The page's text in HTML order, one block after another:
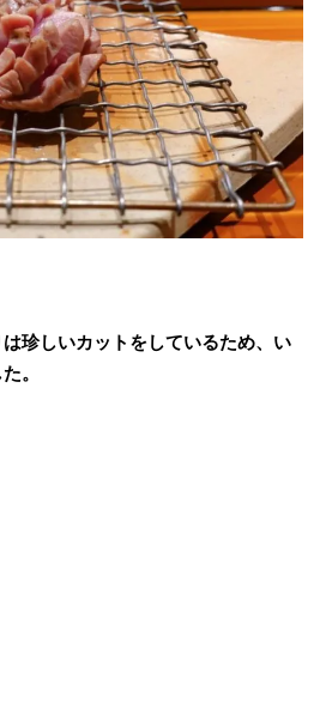
珍しいカットをしているため、い
。⁡